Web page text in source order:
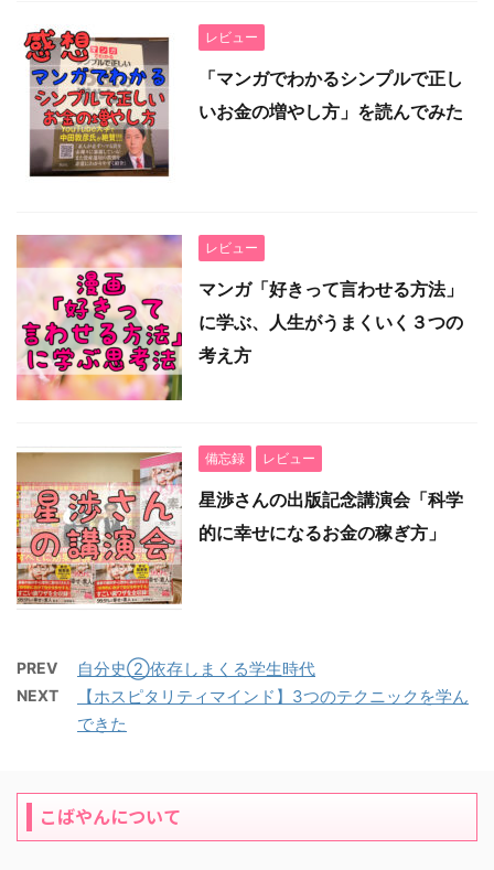
レビュー
「マンガでわかるシンプルで正し
いお金の増やし方」を読んでみた
レビュー
マンガ「好きって言わせる方法」
に学ぶ、人生がうまくいく３つの
考え方
備忘録 レビュー
星渉さんの出版記念講演会「科学
的に幸せになるお金の稼ぎ方」
PREV 自分史②依存しまくる学生時代
NEXT
【ホスピタリティマインド】3つのテクニックを学ん
できた
こばやんについて